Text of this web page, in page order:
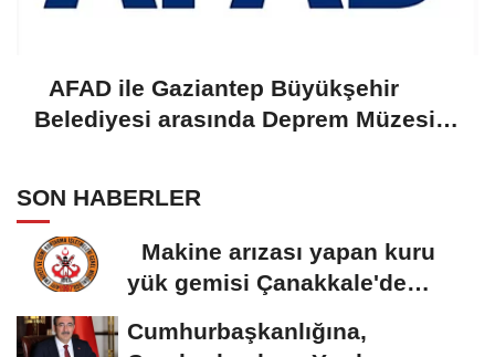
AFAD ile Gaziantep Büyükşehir
Belediyesi arasında Deprem Müzesi
SON HABERLER
Makine arızası yapan kuru
yük gemisi Çanakkale'de
Cumhurbaşkanlığına,